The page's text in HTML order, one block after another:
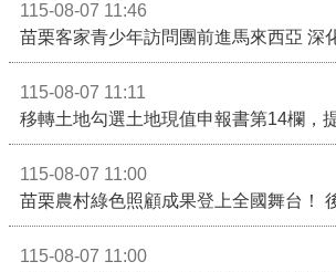
115-08-07 11:46
115-08-07 11:11
115-08-07 11:00
115-08-07 11:00